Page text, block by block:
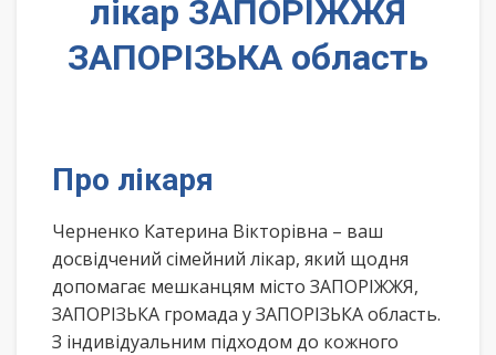
лікар ЗАПОРІЖЖЯ
ЗАПОРІЗЬКА область
Про лікаря
Черненко Катерина Вікторівна – ваш
досвідчений сімейний лікар, який щодня
допомагає мешканцям місто ЗАПОРІЖЖЯ,
ЗАПОРІЗЬКА громада у ЗАПОРІЗЬКА область.
З індивідуальним підходом до кожного